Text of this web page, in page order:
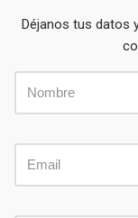
Déjanos tus datos